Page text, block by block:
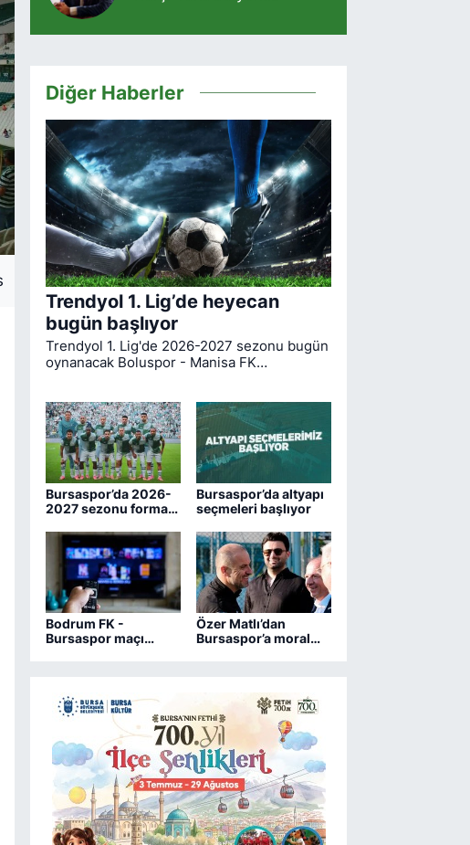
Diğer Haberler
Trendyol 1. Lig’de heyecan
bugün başlıyor
Trendyol 1. Lig'de 2026-2027 sezonu bugün
oynanacak Boluspor - Manisa FK
Bodrum FK ile kozlarını paylaşacak.
Bursaspor’da 2026-
2027 sezonu forma
Bursaspor’da altyapı
seçmeleri başlıyor
Bodrum FK -
Bursaspor maçı
Özer Matlı’dan
Bursaspor’a moral